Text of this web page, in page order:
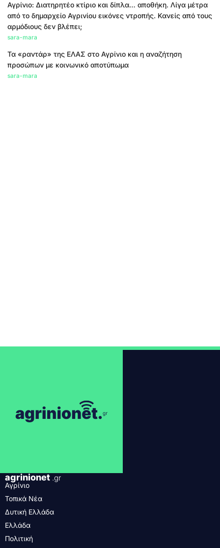
Αγρίνιο: Διατηρητέο κτίριο και δίπλα… αποθήκη. Λίγα μέτρα
από το δημαρχείο Αγρινίου εικόνες ντροπής. Κανείς από τους
αρμόδιους δεν βλέπει;
sara-mara
Τα «ραντάρ» της ΕΛΑΣ στο Αγρίνιο και η αναζήτηση
προσώπων με κοινωνικό αποτύπωμα
sara-mara
agrinionet .gr
Αγρίνιο
Τοπικά Νέα
Δυτική Ελλάδα
Ελλάδα
Πολιτική